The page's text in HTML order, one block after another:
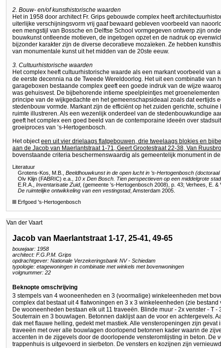
2. Bouw- en/of kunsthistorische waarden
Het in 1958 door architect Fr. Grips gebouwde complex heeft
uiterlijke verschijningsvorm vrij gaaf bewaard gebleven voorbeeld van
een mengstijl van Bossche en Delftse School vormgegeven ontwerp zijn
bouwkunst ontleende motieven, de ingetogen opzet en de nadruk op
bijzonder karakter zijn de diverse decoratieve mozaïeken. Ze hebben
van monumentale kunst uit het midden van de 20ste eeuw.
3. Cultuurhistorische waarden
Het complex heeft cultuurhistorische waarde als een markant voorbeeld van
de eerste decennia na de Tweede Wereldoorlog. Het uit een combinatie van
garageboxen bestaande complex geeft een goede indruk van de wijze
was gehuisvest. De bijbehorende intieme speelpleintjes met
principe van de wijkgedachte en het gemeenschapsideaal zoals dat eertijds
stedenbouw vormde. Markant zijn de efficiënt op het zuiden gerichte,
ruimte illustreren. Als een wezenlijk onderdeel van de stedenbouwkundige
geeft het complex een goed beeld van de contemporaine ideeën over
groeiproces van ’s-Hertogenbosch.
Het objecteen uit vier drielaags flatgebouwen, drie tweelaags blokjes en
aan de Jacob van Maerlantstraat 1-71, Geert Grootestraat 22-38, Van
bovenstaande criteria beschermenswaardig als gemeentelijk monument in
Literatuur
Grotens-Kos, M.B., Beeldhouwkunst in de open lucht in ’s-Hertogenbosch
Olv Klijn (FABRIC) e.a., 10 x Den Bosch. Tien perspectieven op een middelgrote stad
E.R.A., Inventarisatie Zuid, (gemeente ’s-Hertogenbosch 2008), p. 43; Verhees, E. &
De ruimtelijke ontwikkeling van een vestingstad, Amsterdam 2005.
Erfgoed 's-Hertogenbosch
Van der Vaart
Jacob van Maerlantstraat 1-17, 25-41, 49-65
bouwjaar: 1958
architect: F.G.P.M. Grips
opdrachtgever: Nationale Verzekeringsbank NV - Schiedam
typologie: etagewoningen in combinatie met winkels met bovenwoningen
volgnummer: 22
Beknopte omschrijving
3 stempels van 4 wooneenheden en 3 (voormalige) winkeleenheden met
complex dat bestaat uit 4 flatwoningen en 3 x 3 winkeleenheden (zie bestand
De wooneenheden bestaan elk uit 11 traveeën. Blinde muur - 2x venster - T -
Souterrain en 3 bouwlagen. Betonnen daklijst aan de voor en achtergevels.
dak met flauwe helling, gedekt met mastiek. Alle vensteropeningen zijn
traveeën met over alle bouwlagen doorlopend betonnen kader waarin de
accenten in de zijgevels door de doorlopende vensteromlijsting in beton. De
trappenhuis is uitgevoerd in sierbeton. De vensters en kozijnen zijn